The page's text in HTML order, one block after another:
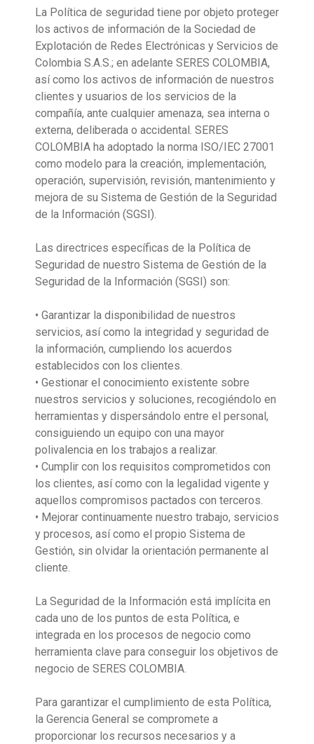
La Política de seguridad tiene por objeto proteger
los activos de información de la Sociedad de
Explotación de Redes Electrónicas y Servicios de
Colombia S.A.S.; en adelante SERES COLOMBIA,
así como los activos de información de nuestros
clientes y usuarios de los servicios de la
compañía, ante cualquier amenaza, sea interna o
externa, deliberada o accidental. SERES
COLOMBIA ha adoptado la norma ISO/IEC 27001
como modelo para la creación, implementación,
operación, supervisión, revisión, mantenimiento y
mejora de su Sistema de Gestión de la Seguridad
de la Información (SGSI).
Las directrices específicas de la Política de
Seguridad de nuestro Sistema de Gestión de la
Seguridad de la Información (SGSI) son:
• Garantizar la disponibilidad de nuestros
servicios, así como la integridad y seguridad de
la información, cumpliendo los acuerdos
establecidos con los clientes.
• Gestionar el conocimiento existente sobre
nuestros servicios y soluciones, recogiéndolo en
herramientas y dispersándolo entre el personal,
consiguiendo un equipo con una mayor
polivalencia en los trabajos a realizar.
• Cumplir con los requisitos comprometidos con
los clientes, así como con la legalidad vigente y
aquellos compromisos pactados con terceros.
• Mejorar continuamente nuestro trabajo, servicios
y procesos, así como el propio Sistema de
Gestión, sin olvidar la orientación permanente al
cliente.
La Seguridad de la Información está implícita en
cada uno de los puntos de esta Política, e
integrada en los procesos de negocio como
herramienta clave para conseguir los objetivos de
negocio de SERES COLOMBIA.
Para garantizar el cumplimiento de esta Política,
la Gerencia General se compromete a
proporcionar los recursos necesarios y a